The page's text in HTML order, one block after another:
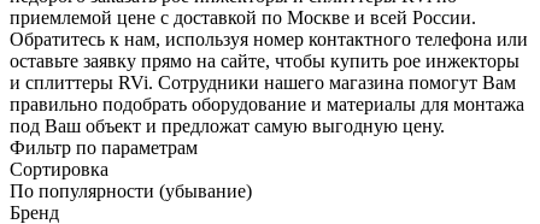
приемлемой цене с доставкой по Москве и всей России.
Обратитесь к нам, используя номер контактного телефона или
оставьте заявку прямо на сайте, чтобы купить poe инжекторы
и сплиттеры RVi. Сотрудники нашего магазина помогут Вам
правильно подобрать оборудование и материалы для монтажа
под Ваш объект и предложат самую выгодную цену.
Фильтр по параметрам
Сортировка
По популярности (убывание)
Бренд